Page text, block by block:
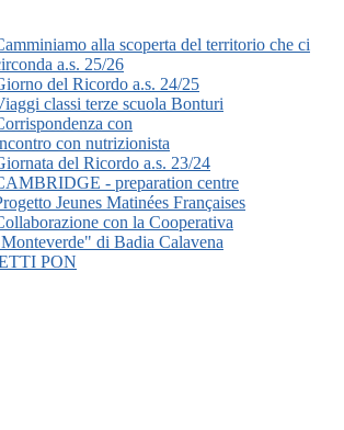
alla scoperta del territorio che ci
a.s. 25/26
del Ricordo a.s. 24/25
classi terze scuola Bonturi
con
con nutrizionista
del Ricordo a.s. 23/24
- preparation centre
Jeunes Matinées Françaises
con la Cooperativa
di Badia Calavena
PON